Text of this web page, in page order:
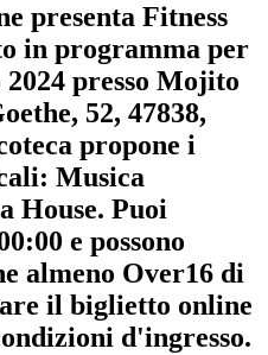
presenta Fitness
in programma per
presso Mojito
52, 47838,
propone i
Musica
House. Puoi
e possono
almeno Over16 di
il biglietto online
d'ingresso.